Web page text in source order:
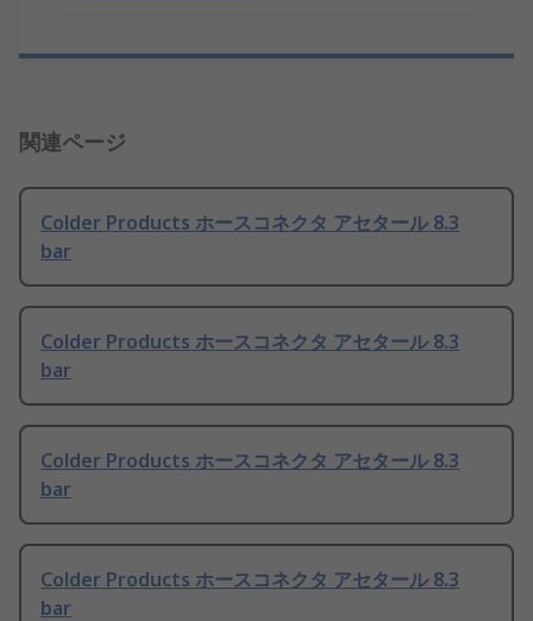
関連ページ
Colder Products ホースコネクタ アセタール 8.3
bar
Colder Products ホースコネクタ アセタール 8.3
bar
Colder Products ホースコネクタ アセタール 8.3
bar
Colder Products ホースコネクタ アセタール 8.3
bar